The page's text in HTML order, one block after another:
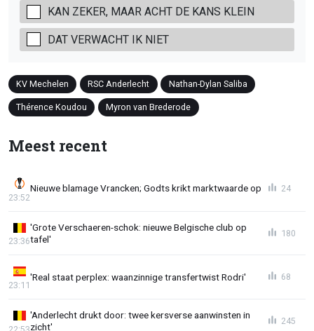
KAN ZEKER, MAAR ACHT DE KANS KLEIN
DAT VERWACHT IK NIET
KV Mechelen RSC Anderlecht Nathan-Dylan Saliba
Thérence Koudou Myron van Brederode
Meest recent
Nieuwe blamage Vrancken; Godts krikt marktwaarde op
23:52
24
'Grote Verschaeren-schok: nieuwe Belgische club op
tafel'
23:36
180
'Real staat perplex: waanzinnige transfertwist Rodri'
23:11
68
'Anderlecht drukt door: twee kersverse aanwinsten in
zicht'
245